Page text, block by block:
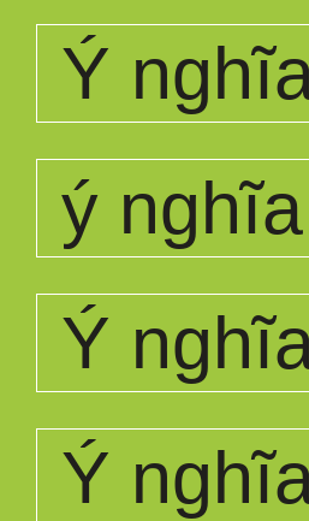
Ý
ý
Ý
Ý